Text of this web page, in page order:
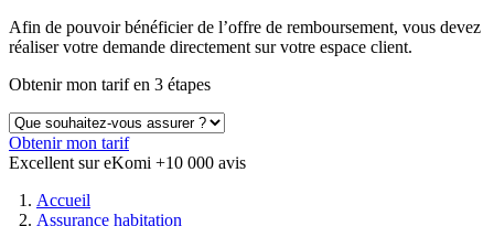
Afin de pouvoir bénéficier de l’offre de remboursement, vous devez
réaliser votre demande directement sur votre espace client.
Obtenir mon tarif en 3 étapes
Obtenir mon tarif
Excellent sur eKomi +10 000 avis
Accueil
Assurance habitation